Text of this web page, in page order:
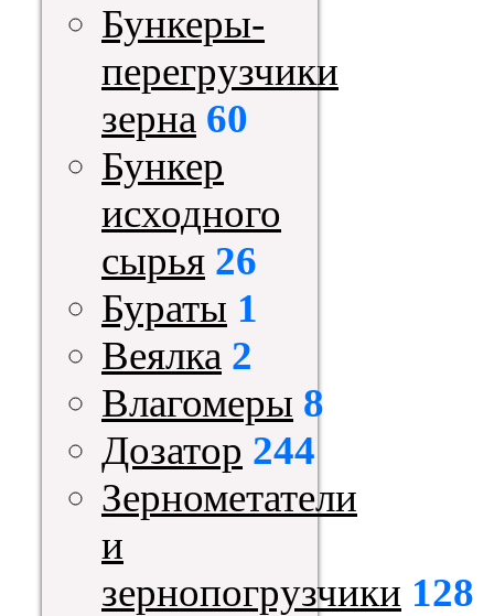
Бункеры-
перегрузчики
зерна 60
Бункер
исходного
сырья 26
Бураты 1
Веялка 2
Влагомеры 8
Дозатор 244
Зернометатели
и
зернопогрузчики 128